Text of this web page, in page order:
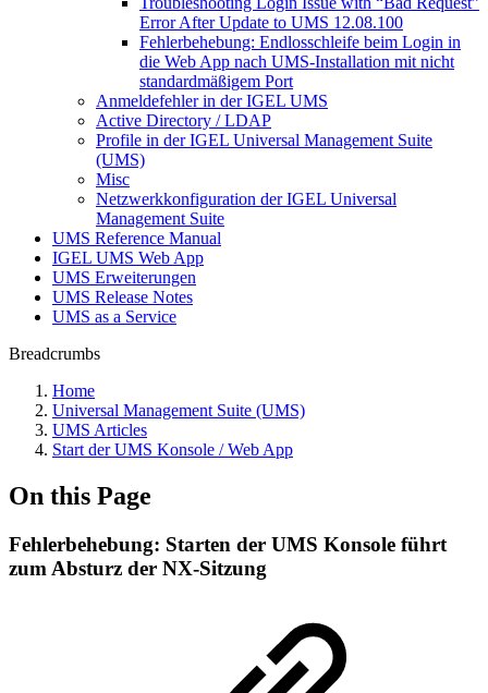
Error After Update to UMS 12.08.100
Fehlerbehebung: Endlosschleife beim Login in
die Web App nach UMS-Installation mit nicht
standardmäßigem Port
Anmeldefehler in der IGEL UMS
Active Directory / LDAP
Profile in der IGEL Universal Management Suite
(UMS)
Misc
Netzwerkkonfiguration der IGEL Universal
Management Suite
UMS Reference Manual
IGEL UMS Web App
UMS Erweiterungen
UMS Release Notes
UMS as a Service
Breadcrumbs
Home
Universal Management Suite (UMS)
UMS Articles
Start der UMS Konsole / Web App
On this Page
Fehlerbehebung: Starten der UMS Konsole führt
zum Absturz der NX-Sitzung